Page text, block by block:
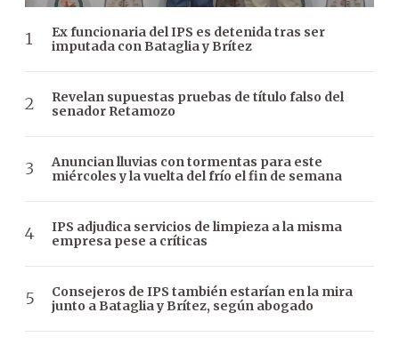
Ex funcionaria del IPS es detenida tras ser
imputada con Bataglia y Brítez
Revelan supuestas pruebas de título falso del
senador Retamozo
Anuncian lluvias con tormentas para este
miércoles y la vuelta del frío el fin de semana
IPS adjudica servicios de limpieza a la misma
empresa pese a críticas
Consejeros de IPS también estarían en la mira
junto a Bataglia y Brítez, según abogado